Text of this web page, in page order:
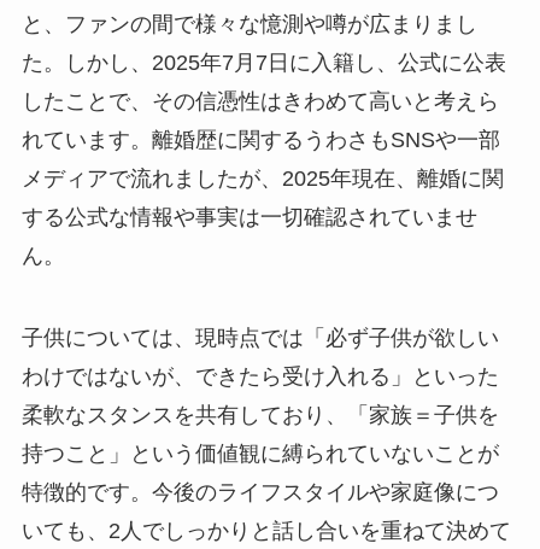
と、ファンの間で様々な憶測や噂が広まりまし
た。しかし、2025年7月7日に入籍し、公式に公表
したことで、その信憑性はきわめて高いと考えら
れています。離婚歴に関するうわさもSNSや一部
メディアで流れましたが、2025年現在、離婚に関
する公式な情報や事実は一切確認されていませ
ん。
子供については、現時点では「必ず子供が欲しい
わけではないが、できたら受け入れる」といった
柔軟なスタンスを共有しており、「家族＝子供を
持つこと」という価値観に縛られていないことが
特徴的です。今後のライフスタイルや家庭像につ
いても、2人でしっかりと話し合いを重ねて決めて